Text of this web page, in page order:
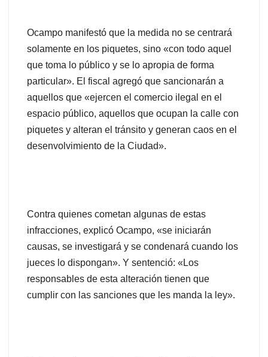
Ocampo manifestó que la medida no se centrará
solamente en los piquetes, sino «con todo aquel
que toma lo público y se lo apropia de forma
particular». El fiscal agregó que sancionarán a
aquellos que «ejercen el comercio ilegal en el
espacio público, aquellos que ocupan la calle con
piquetes y alteran el tránsito y generan caos en el
desenvolvimiento de la Ciudad».
Contra quienes cometan algunas de estas
infracciones, explicó Ocampo, «se iniciarán
causas, se investigará y se condenará cuando los
jueces lo dispongan». Y sentenció: «Los
responsables de esta alteración tienen que
cumplir con las sanciones que les manda la ley».